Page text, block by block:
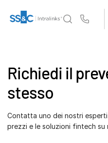
Prodotti
Soluzioni
Who We Serve
Richiedi il
stesso
Contatta uno dei nostri
prezzi e le soluzioni fintech su